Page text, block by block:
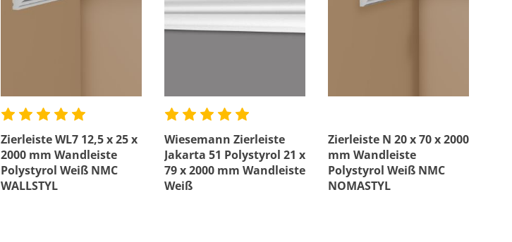
Zierleiste WL7 12,5 x 25 x
2000 mm Wandleiste
Polystyrol Weiß NMC
WALLSTYL
Wiesemann Zierleiste
Jakarta 51 Polystyrol 21 x
79 x 2000 mm Wandleiste
Weiß
Zierleiste N 20 x 70 x 2000
mm Wandleiste
Polystyrol Weiß NMC
NOMASTYL